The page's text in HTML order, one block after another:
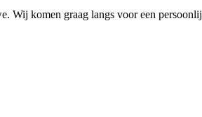
komen graag langs voor een